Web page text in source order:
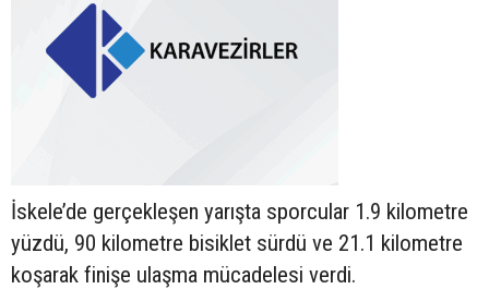
İskele’de gerçekleşen yarışta sporcular 1.9 kilometre
yüzdü, 90 kilometre bisiklet sürdü ve 21.1 kilometre
koşarak finişe ulaşma mücadelesi verdi.